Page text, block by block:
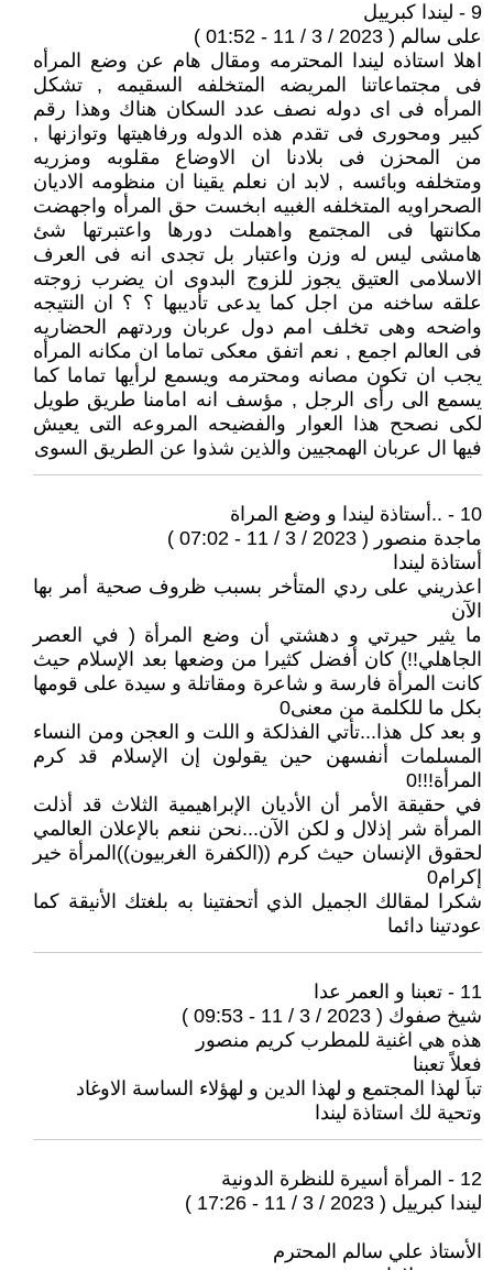
9 - ليندا كبرييل
على سالم ( 2023 / 3 / 11 - 01:52 )
اهلا استاذه ليندا المحترمه ومقال هام عن وضع المرأه
فى مجتماعاتنا المريضه المتخلفه السقيمه , تشكل
المرأه فى اى دوله نصف عدد السكان هناك وهذا رقم
كبير ومحورى فى تقدم هذه الدوله ورفاهيتها وتوازنها ,
من المحزن فى بلادنا ان الاوضاع مقلوبه ومزريه
ومتخلفه وبائسه , لابد ان نعلم يقينا ان منظومه الاديان
الصحراويه المتخلفه الغبيه ابخست حق المرأه واجهضت
مكانتها فى المجتمع واهملت دورها واعتبرتها شئ
هامشى ليس له وزن واعتبار بل تجدى انه فى العرف
الاسلامى العتيق يجوز للزوج البدوى ان يضرب زوجته
علقه ساخنه من اجل كما يدعى تأديبها ؟ ؟ ان النتيجه
واضحه وهى تخلف امم دول عربان وردتهم الحضاريه
فى العالم اجمع , نعم اتفق معكى تماما ان مكانه المرأه
يجب ان تكون مصانه ومحترمه ويسمع لرأيها تماما كما
يسمع الى رأى الرجل , مؤسف انه امامنا طريق طويل
لكى نصحح هذا العوار والفضيحه المروعه التى يعيش
فيها ال عربان الهمجيين والذين شذوا عن الطريق السوى
10 - ..أستاذة ليندا و وضع المراة
ماجدة منصور ( 2023 / 3 / 11 - 07:02 )
أستاذة ليندا
اعذريني على ردي المتأخر بسبب ظروف صحية أمر بها
الآن
ما يثير حيرتي و دهشتي أن وضع المرأة ( في العصر
الجاهلي!!) كان أفضل كثيرا من وضعها بعد الإسلام حيث
كانت المرأة فارسة و شاعرة ومقاتلة و سيدة على قومها
بكل ما للكلمة من معنى0
و بعد كل هذا...تأتي الفذلكة و اللت و العجن ومن النساء
المسلمات أنفسهن حين يقولون إن الإسلام قد كرم
المرأة!!!0
في حقيقة الأمر أن الأديان الإبراهيمية الثلاث قد أذلت
المرأة شر إذلال و لكن الآن...نحن ننعم بالإعلان العالمي
لحقوق الإنسان حيث كرم ((الكفرة الغربيون))المرأة خير
إكرام0
شكرا لمقالك الجميل الذي أتحفتينا به بلغتك الأنيقة كما
عودتينا دائما
11 - تعبنا و العمر عدا
شيخ صفوك ( 2023 / 3 / 11 - 09:53 )
هذه هي اغنية للمطرب كريم منصور
فعلاً تعبنا
تباَ لهذا المجتمع و لهذا الدين و لهؤلاء الساسة الاوغاد
وتحية لك استاذة ليندا
12 - المرأة أسيرة للنظرة الدونية
ليندا كبرييل ( 2023 / 3 / 11 - 17:26 )
الأستاذ علي سالم المحترم